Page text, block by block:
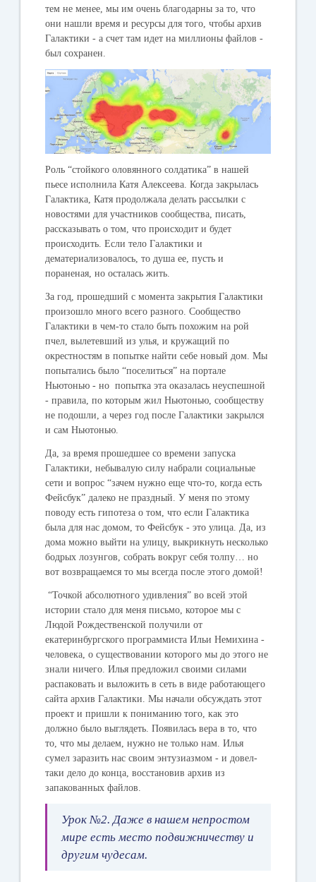
тем не менее, мы им очень благодарны за то, что
они нашли время и ресурсы для того, чтобы архив
Галактики - а счет там идет на миллионы файлов -
был сохранен.
Роль “стойкого оловянного солдатика” в нашей
пьесе исполнила Катя Алексеева. Когда закрылась
Галактика, Катя продолжала делать рассылки с
новостями для участников сообщества, писать,
рассказывать о том, что происходит и будет
происходить. Если тело Галактики и
дематериализовалось, то душа ее, пусть и
пораненая, но осталась жить.
За год, прошедший с момента закрытия Галактики
произошло много всего разного. Сообщество
Галактики в чем-то стало быть похожим на рой
пчел, вылетевший из улья, и кружащий по
окрестностям в попытке найти себе новый дом. Мы
попытались было “поселиться” на портале
Ньютонью - но попытка эта оказалась неуспешной
- правила, по которым жил Ньютонью, сообществу
не подошли, а через год после Галактики закрылся
и сам Ньютонью.
Да, за время прошедшее со времени запуска
Галактики, небывалую силу набрали социальные
сети и вопрос “зачем нужно еще что-то, когда есть
Фейсбук” далеко не праздный. У меня по этому
поводу есть гипотеза о том, что если Галактика
была для нас домом, то Фейсбук - это улица. Да, из
дома можно выйти на улицу, выкрикнуть несколько
бодрых лозунгов, собрать вокруг себя толпу… но
вот возвращаемся то мы всегда после этого домой!
“Точкой абсолютного удивления” во всей этой
истории стало для меня письмо, которое мы с
Людой Рождественской получили от
екатеринбургского программиста Ильи Немихина -
человека, о существовании которого мы до этого не
знали ничего. Илья предложил своими силами
распаковать и выложить в сеть в виде работающего
сайта архив Галактики. Мы начали обсуждать этот
проект и пришли к пониманию того, как это
должно было выглядеть. Появилась вера в то, что
то, что мы делаем, нужно не только нам. Илья
сумел заразить нас своим энтузиазмом - и довел-
таки дело до конца, восстановив архив из
запакованных файлов.
Урок №2. Даже в нашем непростом
мире есть место подвижничеству и
другим чудесам.